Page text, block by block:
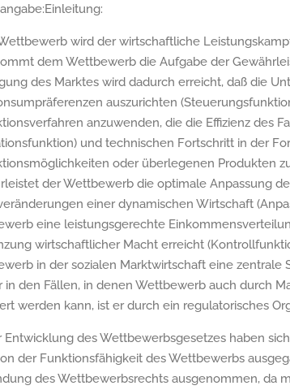
wird der wirtschaftliche
dem Wettbewerb die Aufgabe der
des Marktes wird dadurch erreicht, daß die
auszurichten
anzuwenden, die die Effizienz des
und technischen Fortschritt in der
oder überlegenen Produkten
der Wettbewerb die optimale Anpassung
einer dynamischen Wirtschaft
eine leistungsgerechte
wirtschaftlicher Macht erreicht
in der sozialen Marktwirtschaft eine zentrale
in den Fällen, in denen Wettbewerb auch durch
werden kann, ist er durch ein regulatorisches
Entwicklung des Wettbewerbsgesetzes haben
der Funktionsfähigkeit des Wettbewerbs
des Wettbewerbsrechts ausgenommen, da